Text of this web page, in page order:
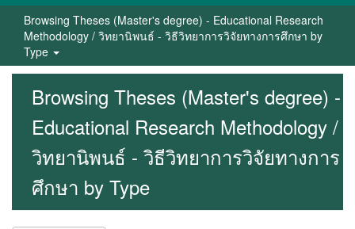
Browsing Theses (Master's degree) - Educational Research
Methodology / วิทยานิพนธ์ - วิธีวิทยาการวิจัยทางการศึกษา by
Type
Browsing Theses (Master's degree) -
Educational Research Methodology /
วิทยานิพนธ์ - วิธีวิทยาการวิจัยทางการ
ศึกษา by Type